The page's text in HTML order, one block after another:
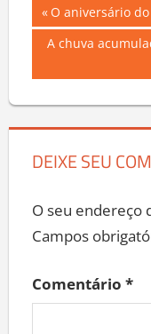
de
Post
Previous
Post:
O aniversário
Next
A chuva
DEIXE SEU
O seu endereço
Campos
Comentário *